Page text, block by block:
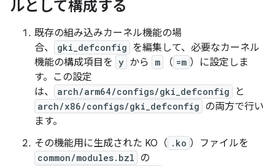
ルとして構成する
既存の組み込みカーネル機能の場
合、
gki_defconfig を編集して、必要なカーネル
機能の構成項目を y から m （ =m ）に設定しま
す。この設定
は、
arch/arm64/configs/gki_defconfig と
arch/x86/configs/gki_defconfig の両方で行い
ます。
その機能用に生成された KO（ .ko ）ファイルを
common/modules.bzl の